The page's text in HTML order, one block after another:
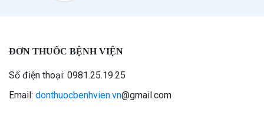
ĐƠN THUỐC BỆNH VIỆN
Số điện thoại: 0981.25.19.25
Email: donthuocbenhvien.vn@gmail.com